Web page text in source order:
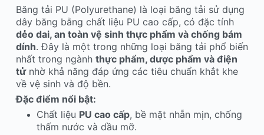
Băng tải PU (Polyurethane) là loại băng tải sử dụng
dây băng bằng chất liệu PU cao cấp, có đặc tính
dẻo dai, an toàn vệ sinh thực phẩm và chống bám
dính. Đây là một trong những loại băng tải phổ biến
nhất trong ngành thực phẩm, dược phẩm và điện
tửnhờ khả năng đáp ứng các tiêu chuẩn khắt khe
về vệ sinh và độ bền.
Đặc điểm nổi bật:
Chất liệu PU cao cấp, bề mặt nhẵn mịn, chống
thấm nước và dầu mỡ.